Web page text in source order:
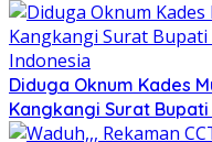
Diduga Oknum Kades
Kangkangi Surat